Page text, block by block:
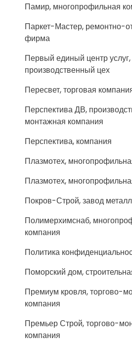
Памир, многопрофильная
Паркет-Мастер, ремонтно-
фирма
Первый единый центр услуг,
производственный цех
Пересвет, торговая
Перспектива ДВ,
монтажная компания
Перспектива, компания
Плазмотех,
Плазмотех,
Покров-Строй, завод
Полимерхимснаб,
компания
Политика
Поморский дом,
Премиум кровля, торгово-
компания
Премьер Строй, торгово-
компания